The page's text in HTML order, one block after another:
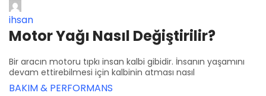
ihsan
Motor Yağı Nasıl Değiştirilir?
Bir aracın motoru tıpkı insan kalbi gibidir. İnsanın yaşamını
devam ettirebilmesi için kalbinin atması nasıl
BAKIM & PERFORMANS